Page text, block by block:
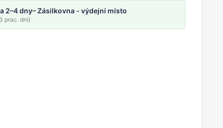
2–4 dny– Zásilkovna - výdejní místo
prac. dní)